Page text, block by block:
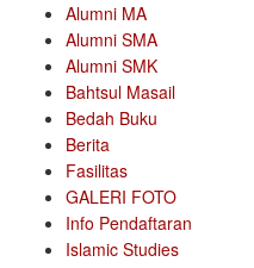
Alumni MA
Alumni SMA
Alumni SMK
Bahtsul Masail
Bedah Buku
Berita
Fasilitas
GALERI FOTO
Info Pendaftaran
Islamic Studies